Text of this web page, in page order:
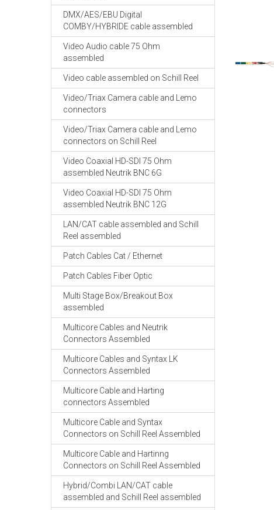
DMX/AES/EBU Digital
COMBY/HYBRIDE cable assembled
Video Audio cable 75 Ohm
assembled
Video cable assembled on Schill Reel
Video/Triax Camera cable and Lemo
connectors
Video/Triax Camera cable and Lemo
connectors on Schill Reel
Video Coaxial HD-SDI 75 Ohm
assembled Neutrik BNC 6G
Video Coaxial HD-SDI 75 Ohm
assembled Neutrik BNC 12G
LAN/CAT cable assembled and Schill
Reel assembled
Patch Cables Cat / Ethernet
Patch Cables Fiber Optic
Multi Stage Box/Breakout Box
assembled
Multicore Cables and Neutrik
Connectors Assembled
Multicore Cables and Syntax LK
Connectors Assembled
Multicore Cable and Harting
connectors Assembled
Multicore Cable and Syntax
Connectors on Schill Reel Assembled
Multicore Cable and Hartinng
Connectors on Schill Reel Assembled
Hybrid/Combi LAN/CAT cable
assembled and Schill Reel assembled